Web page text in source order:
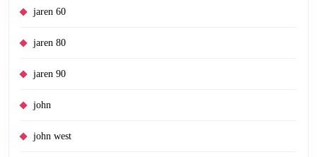
jaren 60
jaren 80
jaren 90
john
john west